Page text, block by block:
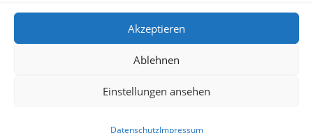
Akzeptieren
Ablehnen
Einstellungen ansehen
DatenschutzImpressum